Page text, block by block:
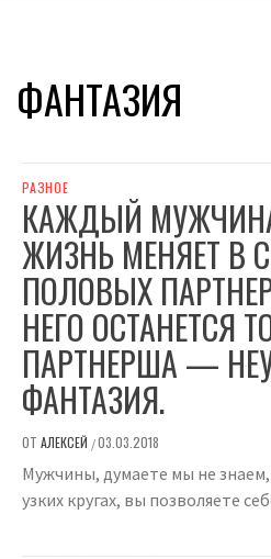
ФАНТАЗИЯ
РАЗНОЕ
КАЖДЫЙ
ЖИЗНЬ МЕНЯЕТ В
ПОЛОВЫХ
НЕГО ОСТАНЕТСЯ
ПАРТНЕРША —
ФАНТАЗИЯ.
ОТ АЛЕКСЕЙ /03.03.2018
Мужчины, думаете мы не знаем,
узких кругах, вы позволяете